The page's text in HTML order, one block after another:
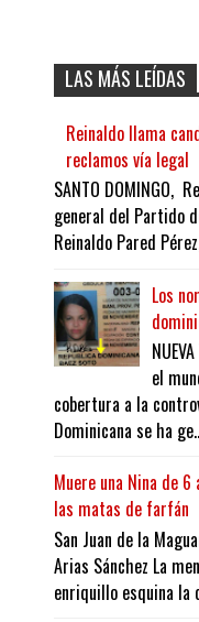
LAS MÁS LEÍDAS
Reinaldo llama
reclamos vía legal
SANTO DOMINGO,
general del Partido
Reinaldo Pared
Los
el
cobertura a la
Dominicana se ha
Muere una Nina de
las matas de farfán
San Juan de la
Arias Sánchez La
enriquillo esquina la